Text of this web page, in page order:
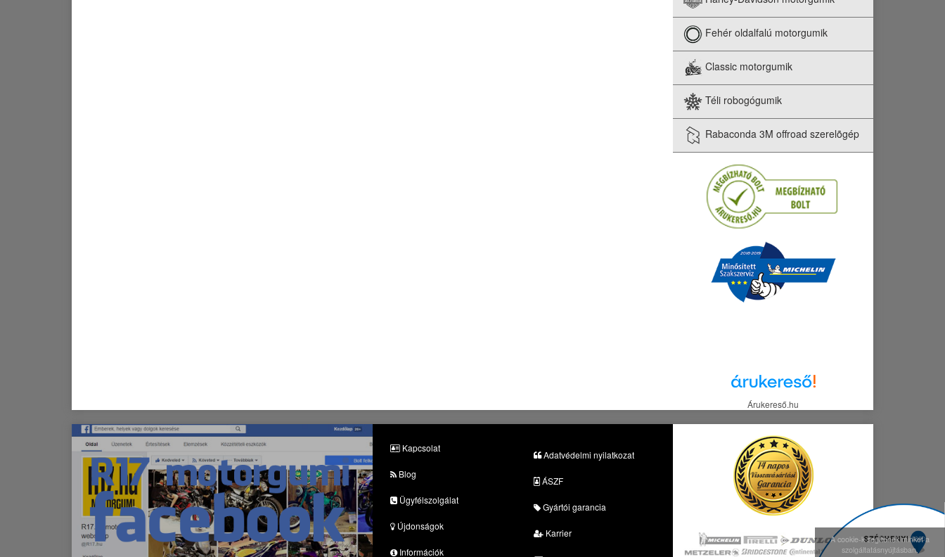
Fehér oldalfalú motorgumik
Classic motorgumik
Téli robogógumik
Rabaconda 3M offroad szerelõgép
Árukereső.hu
Kapcsolat
Blog
Ügyfélszolgálat
Újdonságok
Információk
Adatvédelmi nyilatkozat
ÁSZF
Gyártói garancia
Karrier
A cookie-k segítenek minket a
szolgáltatásnyújtásban.